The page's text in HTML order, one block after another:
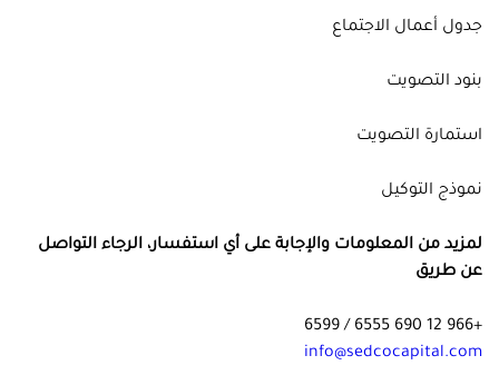
جدول أعمال الاجتماع
بنود التصويت
استمارة التصويت
نموذج التوكيل
لمزيد من المعلومات والإجابة على أي استفسار، الرجاء التواصل
عن طريق
+966 12 690 6555 / 6599
info@sedcocapital.com